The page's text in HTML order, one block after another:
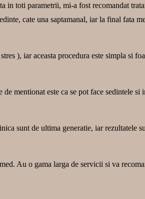
in toti parametrii, mi-a fost recomandat
cate una saptamanal, iar la final fata
), iar aceasta procedura este simpla si
mentionat este ca se pot face sedintele
sunt de ultima generatie, iar rezultatele
Au o gama larga de servicii si va